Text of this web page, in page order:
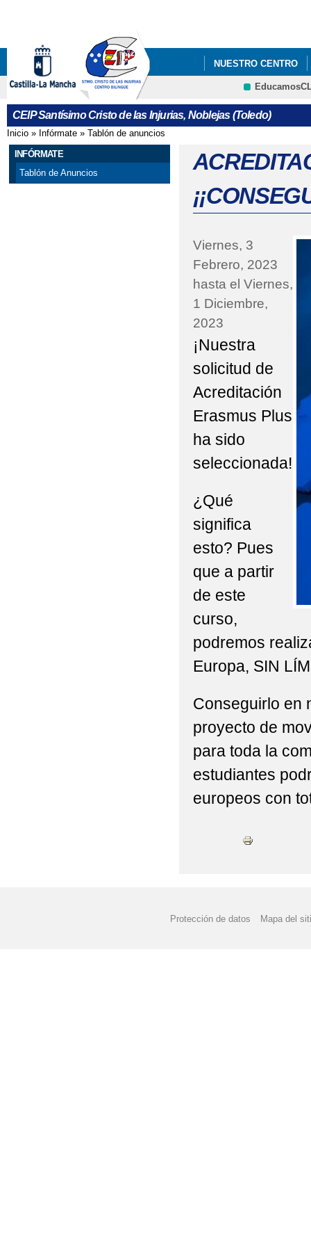
NUESTRO CENTRO
#CODEWEEK 2025
ABIERTO EL PLAZO
ABIERTO PLAZO DE
ABIERTO PROCESO
ABIERTO PROCESO
ACREDITACIÓN
AULA DEL FUTURO
AYUDAS EN
ABIERTO PERIODO
ADMISIÓN DE
BAREMACIÓN
CALENDARIO
CELEBRAMOS EL
COMEDOR ESCOLAR
COMIENZO DE
2019/2020
CONVOCATORIA DE
CALENDARIO
CONVOCATORIA DE
ELECCIONES AL
CRFP
CEIP Santísimo Cristo de las Injurias, Noblejas (Toledo)
Se encuentra usted aquí
Inicio » Infórmate » Tablón de anuncios
INFÓRMATE
Tablón de Anuncios
Viernes, 3
Febrero, 2023
hasta el Viernes,
1 Diciembre,
2023
¡Nuestra
solicitud de
Acreditación
Erasmus Plus
ha sido
seleccionada!
¿Qué
significa
esto? Pues
que a partir
de este
curso,
podremos
Europa, SIN
Conseguirlo en
proyecto de
para toda la
estudiantes
europeos con
Protección de datos Mapa del